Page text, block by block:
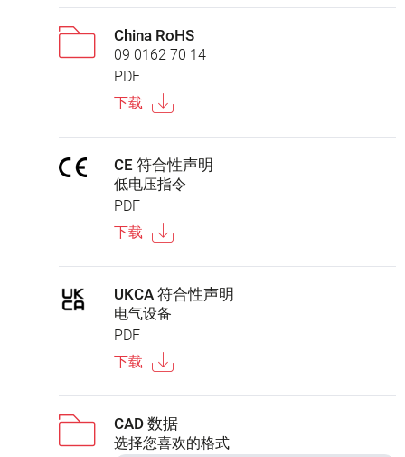
China RoHS
09 0162 70 14
PDF
下载
CE 符合性声明
低电压指令
PDF
下载
UKCA 符合性声明
电气设备
PDF
下载
CAD 数据
选择您喜欢的格式